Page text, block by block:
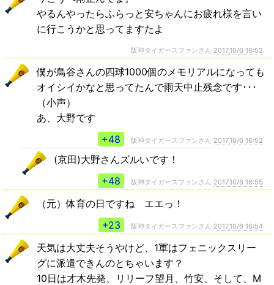
やるんやったらふらっと安ちゃんにお疲れ様を言い
に行こうかと思ってますたよ
阪神タイガースファンさん 2017,10/6 16:52
僕が鳥谷さんの四球1000個のメモリアルになっても
オイシイかなと思ってたんで雨天中止残念です･･･
（小声）
あ、大野です
+48
阪神タイガースファンさん 2017,10/6 16:52
(京田)大野さんズルいです！
+48
阪神タイガースファンさん 2017,10/6 16:55
（元）体育の日ですね エエっ！
+23
阪神タイガースファンさん 2017,10/6 16:54
天気は大丈夫そうやけど、1軍はフェニックスリー
グに派遣できんのとちゃいます？
10日は才木先発、リリーフ望月、竹安、そして、M